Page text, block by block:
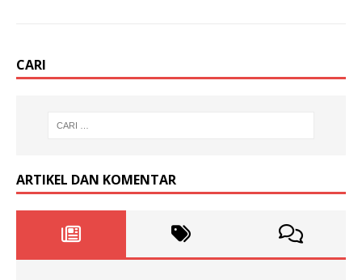
CARI
ARTIKEL DAN KOMENTAR